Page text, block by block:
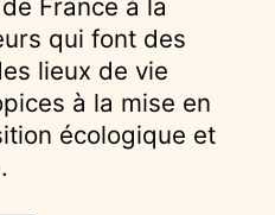
France à la
qui font des
lieux de vie
à la mise en
écologique et